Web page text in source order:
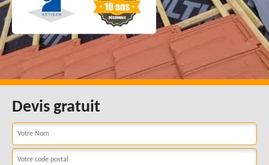
Devis gratuit